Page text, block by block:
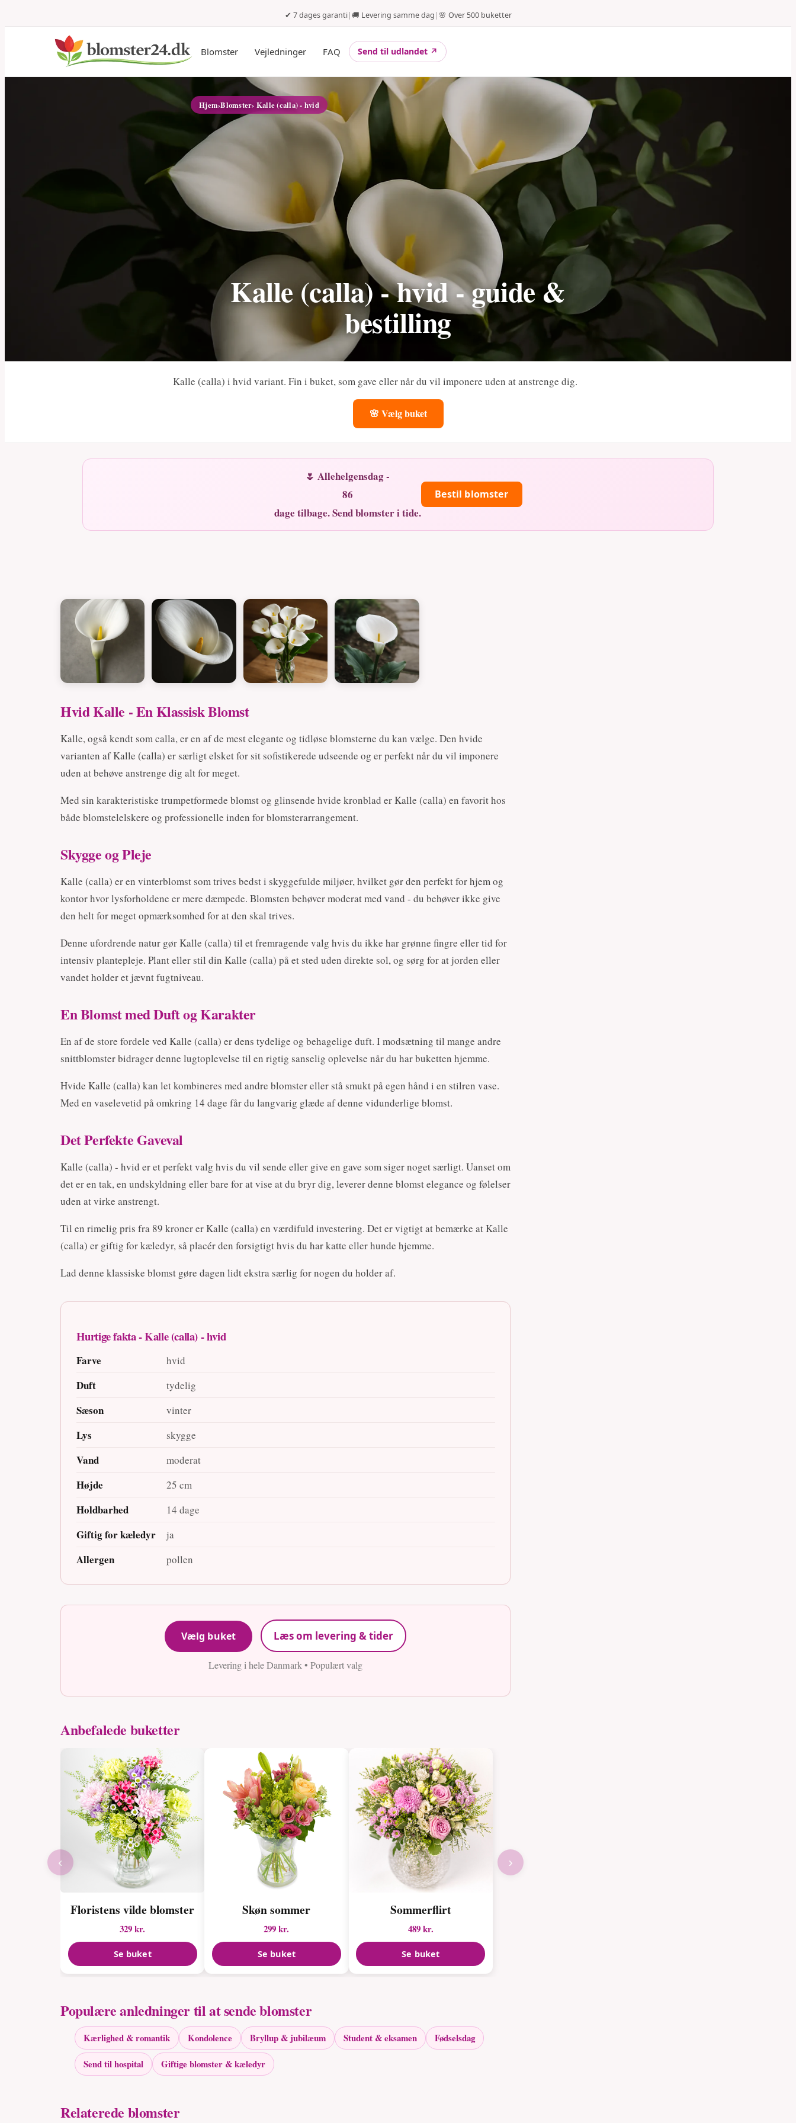
✔ 7 dages garanti|🚚 Levering samme dag |🌸 Over 500 buketter
Blomster Vejledninger FAQ Send til udlandet ↗
Hjem›Blomster› Kalle (calla) - hvid
Kalle (calla) - hvid - guide &
bestilling
Kalle (calla) i hvid variant. Fin i buket, som gave eller når du vil imponere uden at anstrenge dig.
🌸 Vælg buket
🌷 Allehelgensdag -
86
dage tilbage. Send blomster i tide.
Bestil blomster
Hvid Kalle - En Klassisk Blomst
Kalle, også kendt som calla, er en af de mest elegante og tidløse blomsterne du kan vælge. Den hvide
varianten af Kalle (calla) er særligt elsket for sit sofistikerede udseende og er perfekt når du vil imponere
uden at behøve anstrenge dig alt for meget.
Med sin karakteristiske trumpetformede blomst og glinsende hvide kronblad er Kalle (calla) en favorit hos
både blomstelelskere og professionelle inden for blomsterarrangement.
Skygge og Pleje
Kalle (calla) er en vinterblomst som trives bedst i skyggefulde miljøer, hvilket gør den perfekt for hjem og
kontor hvor lysforholdene er mere dæmpede. Blomsten behøver moderat med vand - du behøver ikke give
den helt for meget opmærksomhed for at den skal trives.
Denne ufordrende natur gør Kalle (calla) til et fremragende valg hvis du ikke har grønne fingre eller tid for
intensiv plantepleje. Plant eller stil din Kalle (calla) på et sted uden direkte sol, og sørg for at jorden eller
vandet holder et jævnt fugtniveau.
En Blomst med Duft og Karakter
En af de store fordele ved Kalle (calla) er dens tydelige og behagelige duft. I modsætning til mange andre
snittblomster bidrager denne lugtoplevelse til en rigtig sanselig oplevelse når du har buketten hjemme.
Hvide Kalle (calla) kan let kombineres med andre blomster eller stå smukt på egen hånd i en stilren vase.
Med en vaselevetid på omkring 14 dage får du langvarig glæde af denne vidunderlige blomst.
Det Perfekte Gaveval
Kalle (calla) - hvid er et perfekt valg hvis du vil sende eller give en gave som siger noget særligt. Uanset om
det er en tak, en undskyldning eller bare for at vise at du bryr dig, leverer denne blomst elegance og følelser
uden at virke anstrengt.
Til en rimelig pris fra 89 kroner er Kalle (calla) en værdifuld investering. Det er vigtigt at bemærke at Kalle
(calla) er giftig for kæledyr, så placér den forsigtigt hvis du har katte eller hunde hjemme.
Lad denne klassiske blomst gøre dagen lidt ekstra særlig for nogen du holder af.
Hurtige fakta - Kalle (calla) - hvid
Farve hvid
Duft tydelig
Sæson vinter
Lys skygge
Vand moderat
Højde 25 cm
Holdbarhed 14 dage
Giftig for kæledyr ja
Allergen pollen
Vælg buket Læs om levering & tider
Levering i hele Danmark • Populært valg
Anbefalede buketter
Floristens vilde blomster
329 kr.
Se buket
Skøn sommer
299 kr.
Se buket
Sommerflirt
489 kr.
Se buket
‹ ›
Populære anledninger til at sende blomster
Kærlighed & romantik Kondolence Bryllup & jubilæum Student & eksamen Fødselsdag
Send til hospital Giftige blomster & kæledyr
Relaterede blomster